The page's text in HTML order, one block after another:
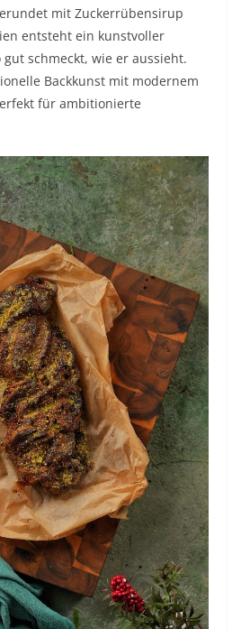
mit Zuckerrübensirup
entsteht ein kunstvoller
schmeckt, wie er aussieht.
Backkunst mit modernem
für ambitionierte